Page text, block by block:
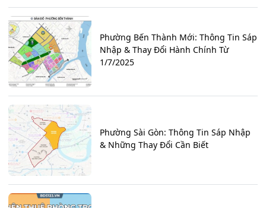
Phường Bến Thành Mới: Thông Tin Sáp
Nhập & Thay Đổi Hành Chính Từ
1/7/2025
Phường Sài Gòn: Thông Tin Sáp Nhập
& Những Thay Đổi Cần Biết